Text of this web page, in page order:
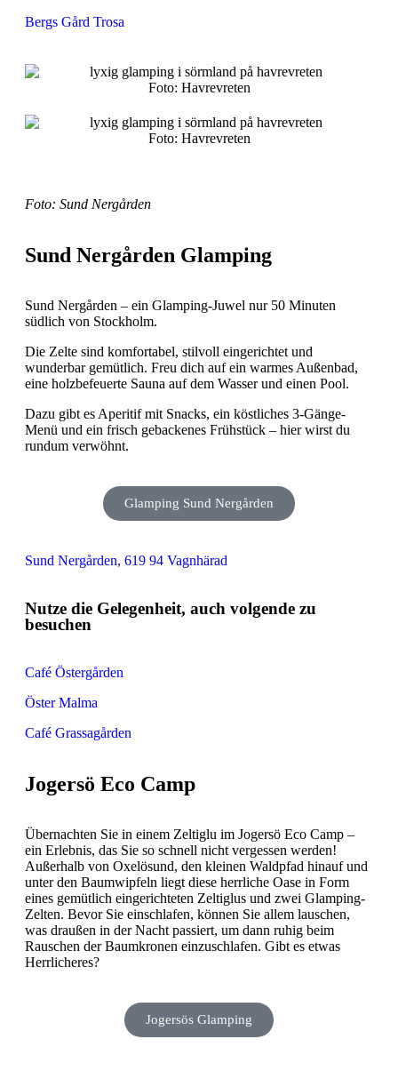
Bergs Gård Trosa
Foto: Havrevreten
Foto: Havrevreten
Foto: Sund Nergården
Sund Nergården Glamping
Sund Nergården – ein Glamping-Juwel nur 50 Minuten
südlich von Stockholm.
Die Zelte sind komfortabel, stilvoll eingerichtet und
wunderbar gemütlich. Freu dich auf ein warmes Außenbad,
eine holzbefeuerte Sauna auf dem Wasser und einen Pool.
Dazu gibt es Aperitif mit Snacks, ein köstliches 3-Gänge-
Menü und ein frisch gebackenes Frühstück – hier wirst du
rundum verwöhnt.
Glamping Sund Nergården
Sund Nergården, 619 94 Vagnhärad
Nutze die Gelegenheit, auch volgende zu
besuchen
Café Östergården
Öster Malma
Café Grassagården
Jogersö Eco Camp
Übernachten Sie in einem Zeltiglu im Jogersö Eco Camp –
ein Erlebnis, das Sie so schnell nicht vergessen werden!
Außerhalb von Oxelösund, den kleinen Waldpfad hinauf und
unter den Baumwipfeln liegt diese herrliche Oase in Form
eines gemütlich eingerichteten Zeltiglus und zwei Glamping-
Zelten. Bevor Sie einschlafen, können Sie allem lauschen,
was draußen in der Nacht passiert, um dann ruhig beim
Rauschen der Baumkronen einzuschlafen. Gibt es etwas
Herrlicheres?
Jogersös Glamping